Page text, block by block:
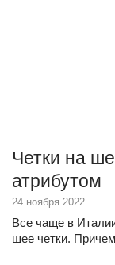
Четки на
атрибутом
24 ноября 2022
Все чаще в
шее четки.